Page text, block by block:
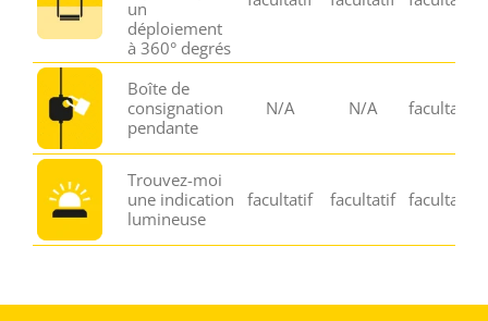
un
déploiement
à 360° degrés
Boîte de
consignation
pendante
N/A N/A facultatif
Trouvez-moi
une indication
lumineuse
facultatif facultatif facultatif